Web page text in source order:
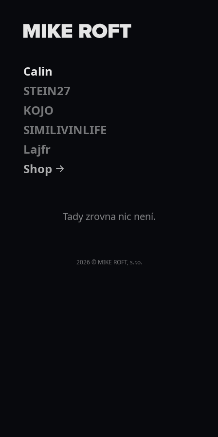
Calin
STEIN27
KOJO
SIMILIVINLIFE
Lajfr
Shop
Tady zrovna nic není.
2026© MIKE ROFT, s.r.o.